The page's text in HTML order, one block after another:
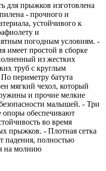
для прыжков изготовлена
- прочного и
устойчивого к
и
погодным условиям. -
имеет простой в сборке
из жестких
труб с круглым
периметру батута
мягкий чехол, который
и прочие мелкие
малышей. - Три
опоры обеспечивают
во время
прыжков. - Плотная сетка
падения, полностью
на молнию